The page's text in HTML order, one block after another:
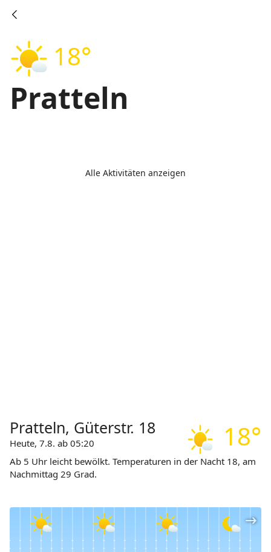
18°
Pratteln
Alle Aktivitäten anzeigen
18°
Pratteln, Güterstr. 18
Heute, 7.8. ab 05:20
Ab 5 Uhr leicht bewölkt. Temperaturen in der Nacht 18, am
Nachmittag 29 Grad.